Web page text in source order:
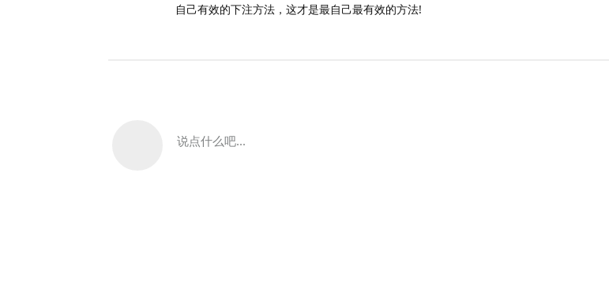
自己有效的下注方法，这才是最自己最有效的方法!
说点什么吧...